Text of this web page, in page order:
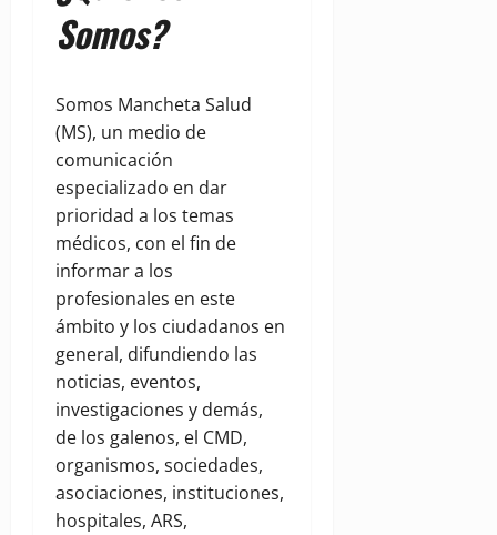
Somos?
Somos Mancheta Salud
(MS), un medio de
comunicación
especializado en dar
prioridad a los temas
médicos, con el fin de
informar a los
profesionales en este
ámbito y los ciudadanos en
general, difundiendo las
noticias, eventos,
investigaciones y demás,
de los galenos, el CMD,
organismos, sociedades,
asociaciones, instituciones,
hospitales, ARS,